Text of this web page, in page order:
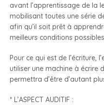
avant l’apprentissage de la
mobilisant toutes une série
afin qu’il soit prêt à
meilleurs conditions
Pour ce qui est de l’écriture,
utiliser une machine à écrire
permettra d’être d’autant
* L’ASPECT AUDITIF :